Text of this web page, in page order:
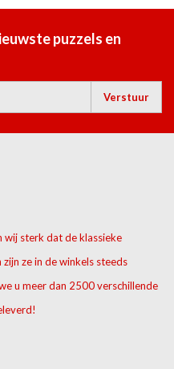
puzzels en
Verstuur
wij sterk dat de klassieke
ze in de winkels steeds
u meer dan 2500 verschillende